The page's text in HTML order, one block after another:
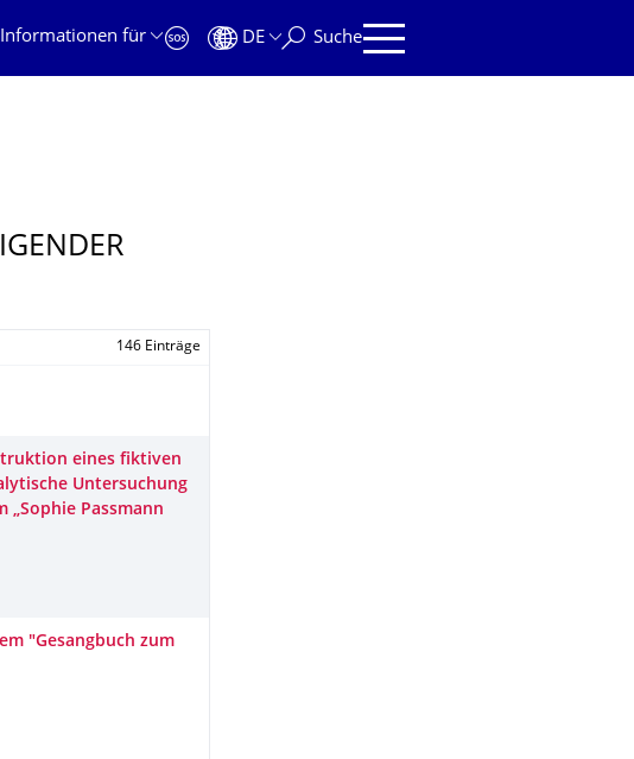
Informationen für
DE Suche
146 Einträge
eines fiktiven
Untersuchung
Passmann
"Gesangbuch zum